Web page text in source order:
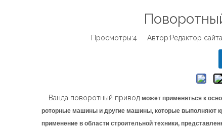
Просмотры:4 Автор:Pедактор
Ванда поворотный привод может применяться к
роторные машины и другие машины, которые выполняют
применение в области строительной техники,